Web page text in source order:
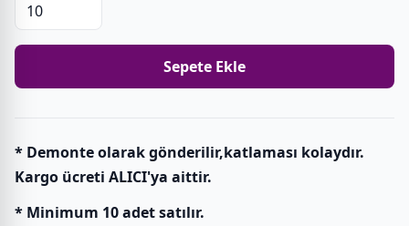
Sepete Ekle
* Demonte olarak gönderilir,katlaması kolaydır.
Kargo ücreti ALICI'ya aittir.
* Minimum 10 adet satılır.